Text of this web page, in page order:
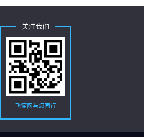
关注我们
飞猫网与您同行